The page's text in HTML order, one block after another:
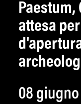
Paestum,
attesa
08 giugno